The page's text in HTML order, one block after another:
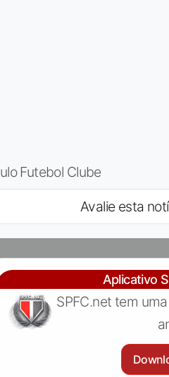
Futebol Clube
Avalie esta
Aplicativo
SPFC.net tem